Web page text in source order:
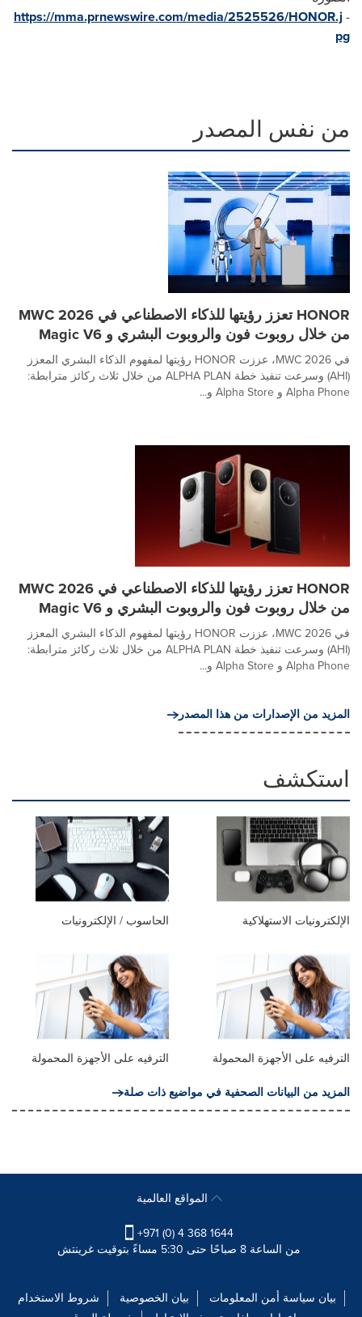
-
https://mma.prnewswire.com/media/2525526/HONOR.j
pg
من نفس المصدر
HONOR تعزز رؤيتها للذكاء الاصطناعي في MWC 2026
من خلال روبوت فون والروبوت البشري و Magic V6
في MWC 2026، عززت HONOR رؤيتها لمفهوم الذكاء البشري المعزز
(AHI) وسرعت تنفيذ خطة ALPHA PLAN من خلال ثلاث ركائز مترابطة:
Alpha Phone و Alpha Store و...
HONOR تعزز رؤيتها للذكاء الاصطناعي في MWC 2026
من خلال روبوت فون والروبوت البشري و Magic V6
في MWC 2026، عززت HONOR رؤيتها لمفهوم الذكاء البشري المعزز
(AHI) وسرعت تنفيذ خطة ALPHA PLAN من خلال ثلاث ركائز مترابطة:
Alpha Phone و Alpha Store و...
المزيد من الإصدارات من هذا المصدر
استكشف
الإلكترونيات الاستهلاكية الحاسوب / الإلكترونيات
الترفيه على الأجهزة المحمولة
الترفيه على الأجهزة المحمولة
المزيد من البيانات الصحفية في مواضيع ذات صلة
+971 (0) 4 368 1644
من الساعة 8 صباحًا حتى 5:30 مساءً بتوقيت غرينتش
شروط الاستخدام بيان الخصوصية
بيان سياسة أمن المعلومات